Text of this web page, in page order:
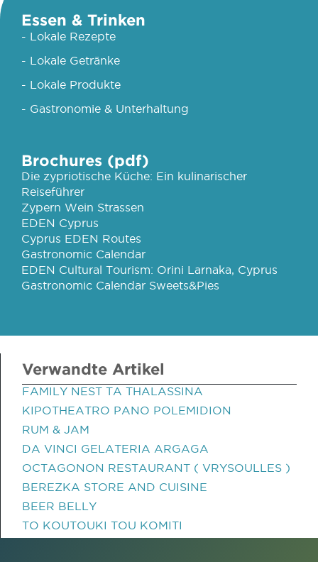
Essen & Trinken
- Lokale Rezepte
- Lokale Getränke
- Lokale Produkte
- Gastronomie & Unterhaltung
Brochures (pdf)
Die zypriotische Küche: Ein kulinarischer
Reiseführer
Zypern Wein Strassen
EDEN Cyprus
Cyprus EDEN Routes
Gastronomic Calendar
EDEN Cultural Tourism: Orini Larnaka, Cyprus
Gastronomic Calendar Sweets&Pies
Verwandte Artikel
FAMILY NEST TA THALASSINA
KIPOTHEATRO PANO POLEMIDION
RUM & JAM
DA VINCI GELATERIA ARGAGA
OCTAGONON RESTAURANT ( VRYSOULLES )
BEREZKA STORE AND CUISINE
BEER BELLY
TO KOUTOUKI TOU KOMITI